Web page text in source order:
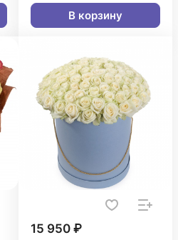
В корзину
15 950 ₽